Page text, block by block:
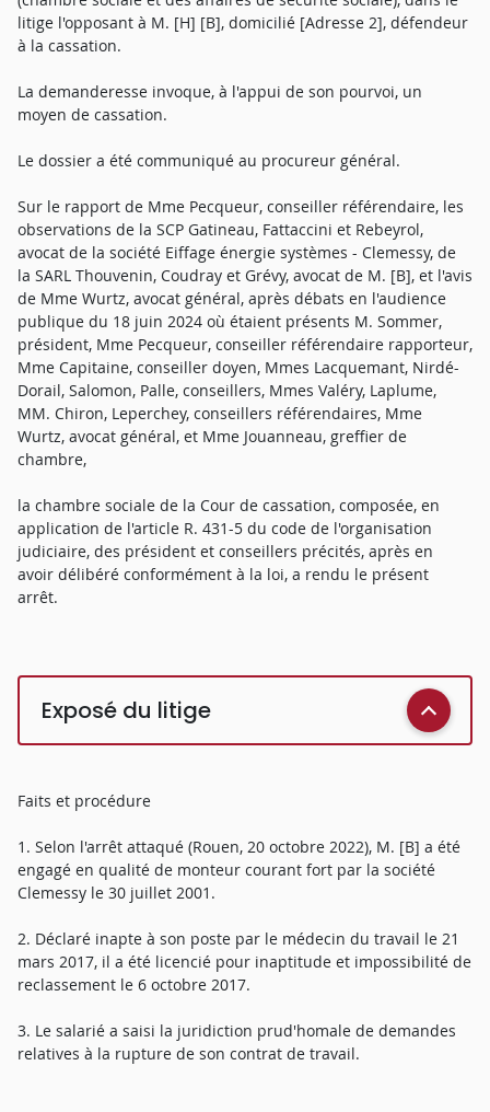
litige l'opposant à M. [H] [B], domicilié [Adresse 2], défendeur
à la cassation.
La demanderesse invoque, à l'appui de son pourvoi, un
moyen de cassation.
Le dossier a été communiqué au procureur général.
Sur le rapport de Mme Pecqueur, conseiller référendaire, les
observations de la SCP Gatineau, Fattaccini et Rebeyrol,
avocat de la société Eiffage énergie systèmes - Clemessy, de
la SARL Thouvenin, Coudray et Grévy, avocat de M. [B], et l'avis
de Mme Wurtz, avocat général, après débats en l'audience
publique du 18 juin 2024 où étaient présents M. Sommer,
président, Mme Pecqueur, conseiller référendaire rapporteur,
Mme Capitaine, conseiller doyen, Mmes Lacquemant, Nirdé-
Dorail, Salomon, Palle, conseillers, Mmes Valéry, Laplume,
MM. Chiron, Leperchey, conseillers référendaires, Mme
Wurtz, avocat général, et Mme Jouanneau, greffier de
chambre,
la chambre sociale de la Cour de cassation, composée, en
application de l'article R. 431-5 du code de l'organisation
judiciaire, des président et conseillers précités, après en
avoir délibéré conformément à la loi, a rendu le présent
arrêt.
Exposé du litige
Faits et procédure
1. Selon l'arrêt attaqué (Rouen, 20 octobre 2022), M. [B] a été
engagé en qualité de monteur courant fort par la société
Clemessy le 30 juillet 2001.
2. Déclaré inapte à son poste par le médecin du travail le 21
mars 2017, il a été licencié pour inaptitude et impossibilité de
reclassement le 6 octobre 2017.
3. Le salarié a saisi la juridiction prud'homale de demandes
relatives à la rupture de son contrat de travail.